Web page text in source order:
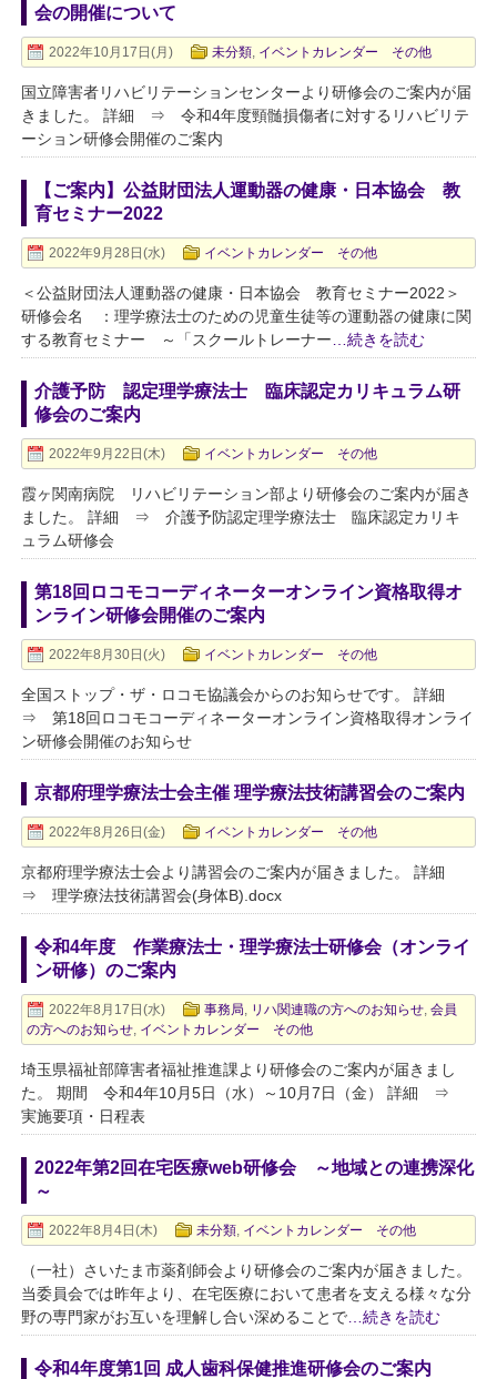
会の開催について
2022年10月17日(月) 未分類 イベントカレンダー その他
国立障害者リハビリテーションセンターより研修会のご案内が届
きました。 詳細 ⇒ 令和4年度頸髄損傷者に対するリハビリテ
ーション研修会開催のご案内
【ご案内】公益財団法人運動器の健康・日本協会 教
育セミナー2022
2022年9月28日(水) イベントカレンダー その他
＜公益財団法人運動器の健康・日本協会 教育セミナー2022＞
研修会名 ：理学療法士のための児童生徒等の運動器の健康に関
する教育セミナー ～「スクールトレーナー …続きを読む
介護予防 認定理学療法士 臨床認定カリキュラム研
修会のご案内
2022年9月22日(木) イベントカレンダー その他
霞ヶ関南病院 リハビリテーション部より研修会のご案内が届き
ました。 詳細 ⇒ 介護予防認定理学療法士 臨床認定カリキ
ュラム研修会
第18回ロコモコーディネーターオンライン資格取得オ
ンライン研修会開催のご案内
2022年8月30日(火) イベントカレンダー その他
全国ストップ・ザ・ロコモ協議会からのお知らせです。 詳細
⇒ 第18回ロコモコーディネーターオンライン資格取得オンライ
ン研修会開催のお知らせ
京都府理学療法士会主催 理学療法技術講習会のご案内
2022年8月26日(金) イベントカレンダー その他
京都府理学療法士会より講習会のご案内が届きました。 詳細
⇒ 理学療法技術講習会(身体B).docx
令和4年度 作業療法士・理学療法士研修会（オンライ
ン研修）のご案内
2022年8月17日(水) 事務局 リハ関連職の方へのお知らせ ,会員
の方へのお知らせ イベントカレンダー その他
埼玉県福祉部障害者福祉推進課より研修会のご案内が届きまし
た。 期間 令和4年10月5日（水）～10月7日（金） 詳細 ⇒
実施要項・日程表
2022年第2回在宅医療web研修会 ～地域との連携深化
～
2022年8月4日(木) 未分類 イベントカレンダー その他
（一社）さいたま市薬剤師会より研修会のご案内が届きました。
当委員会では昨年より、在宅医療において患者を支える様々な分
野の専門家がお互いを理解し合い深めることで …続きを読む
令和4年度第1回 成人歯科保健推進研修会のご案内